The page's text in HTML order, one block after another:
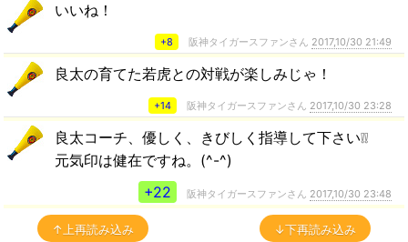
いいね！
+8 阪神タイガースファンさん 2017,10/30 21:49
良太の育てた若虎との対戦が楽しみじゃ！
+14 阪神タイガースファンさん 2017,10/30 23:28
良太コーチ、優しく、きびしく指導して下さい❕❕
元気印は健在ですね。(^-^)
+22
阪神タイガースファンさん 2017,10/30 23:48
↑上再読み込み ↓下再読み込み